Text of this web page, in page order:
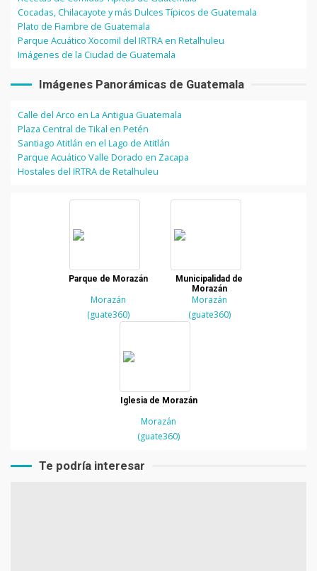
Cocadas, Chilacayote y más Dulces Típicos de Guatemala
Plato de Fiambre de Guatemala
Parque Acuático Xocomil del IRTRA en Retalhuleu
Imágenes de la Ciudad de Guatemala
Imágenes Panorámicas de Guatemala
Calle del Arco en La Antigua Guatemala
Plaza Central de Tikal en Petén
Santiago Atitlán en el Lago de Atitlán
Parque Acuático Valle Dorado en Zacapa
Hostales del IRTRA de Retalhuleu
Parque de Morazán
Morazán
(guate360)
Municipalidad de
Morazán
Morazán
(guate360)
Iglesia de Morazán
Morazán
(guate360)
Te podría interesar